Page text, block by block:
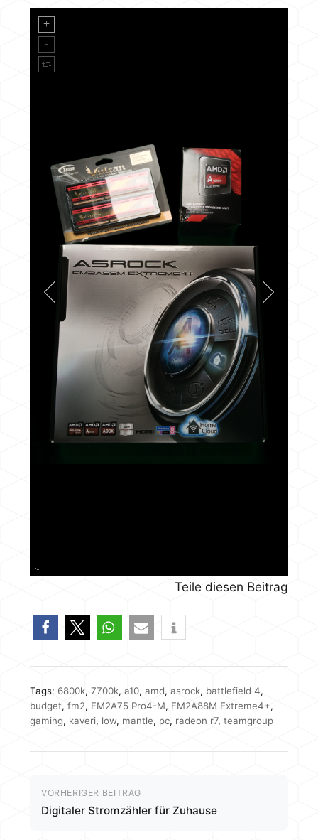
Teile diesen Beitrag
Tags: 6800k, 7700k, a10, amd, asrock, battlefield 4,
budget, fm2, FM2A75 Pro4-M, FM2A88M Extreme4+,
gaming, kaveri, low, mantle, pc, radeon r7, teamgroup
VORHERIGER BEITRAG
Digitaler Stromzähler für Zuhause